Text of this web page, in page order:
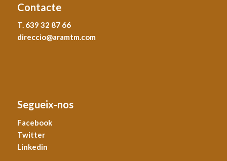
Contacte
T. 639 32 87 66
direccio@aramtm.com
Segueix-nos
Facebook
Twitter
Linkedin